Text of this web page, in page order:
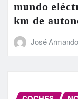
mundo
km de
José